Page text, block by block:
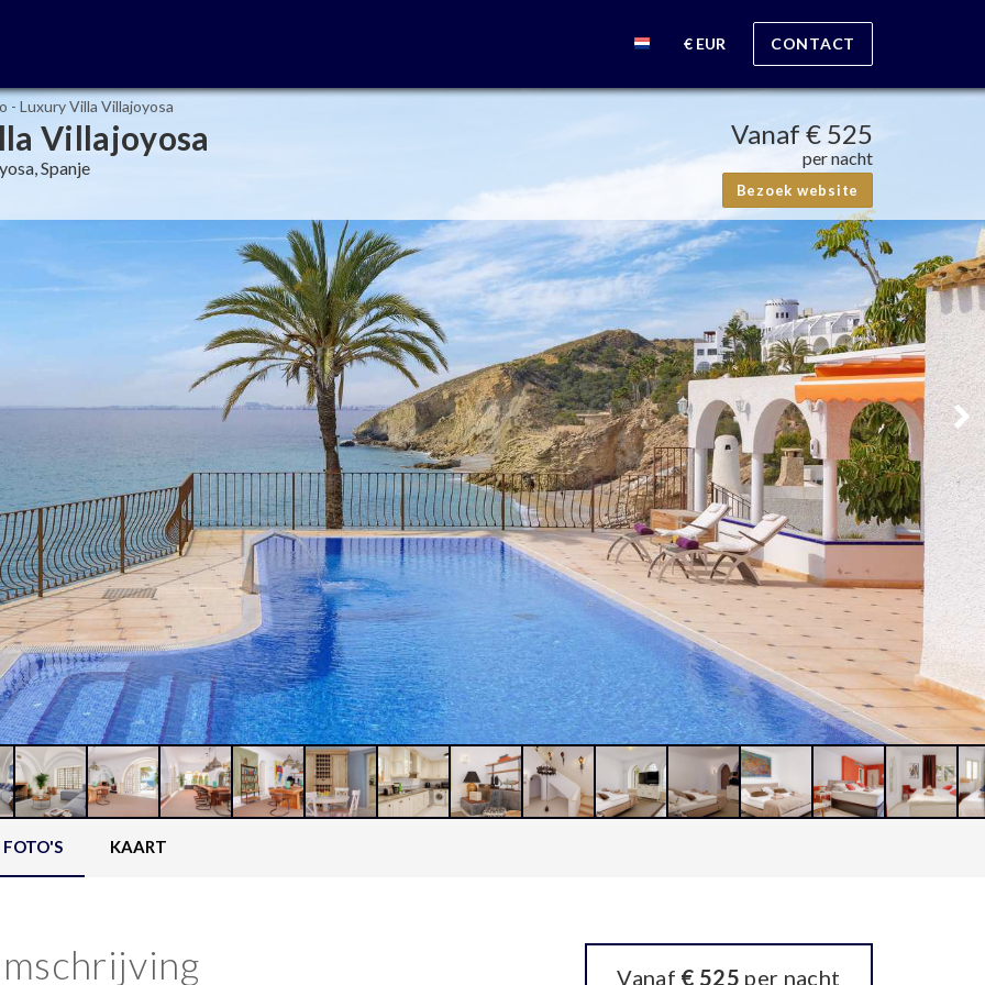
€ EUR CONTACT
- Luxury Villa Villajoyosa
Villajoyosa
Spanje
Vanaf€ 525
per nacht
Bezoek website
FOTO'S KAART
Vanaf € 525 per nacht